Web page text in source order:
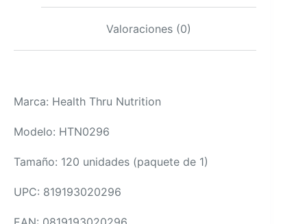
Valoraciones (0)
Marca: Health Thru Nutrition
Modelo: HTN0296
Tamaño: 120 unidades (paquete de 1)
UPC: 819193020296